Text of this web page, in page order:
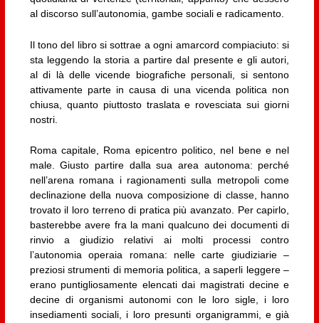
al discorso sull’autonomia, gambe sociali e radicamento.
Il tono del libro si sottrae a ogni amarcord compiaciuto: si
sta leggendo la storia a partire dal presente e gli autori,
al di là delle vicende biografiche personali, si sentono
attivamente parte in causa di una vicenda politica non
chiusa, quanto piuttosto traslata e rovesciata sui giorni
nostri.
Roma capitale, Roma epicentro politico, nel bene e nel
male. Giusto partire dalla sua area autonoma: perché
nell’arena romana i ragionamenti sulla metropoli come
declinazione della nuova composizione di classe, hanno
trovato il loro terreno di pratica più avanzato. Per capirlo,
basterebbe avere fra la mani qualcuno dei documenti di
rinvio a giudizio relativi ai molti processi contro
l’autonomia operaia romana: nelle carte giudiziarie –
preziosi strumenti di memoria politica, a saperli leggere –
erano puntigliosamente elencati dai magistrati decine e
decine di organismi autonomi con le loro sigle, i loro
insediamenti sociali, i loro presunti organigrammi, e già